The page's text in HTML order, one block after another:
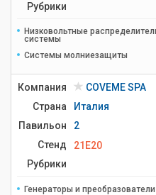
Рубрики
Низковольтные
системы
Системы молниезащиты
Компания
COVEME SPA
Страна
Италия
Павильон
2
Стенд
21E20
Рубрики
Генераторы и преобразователи